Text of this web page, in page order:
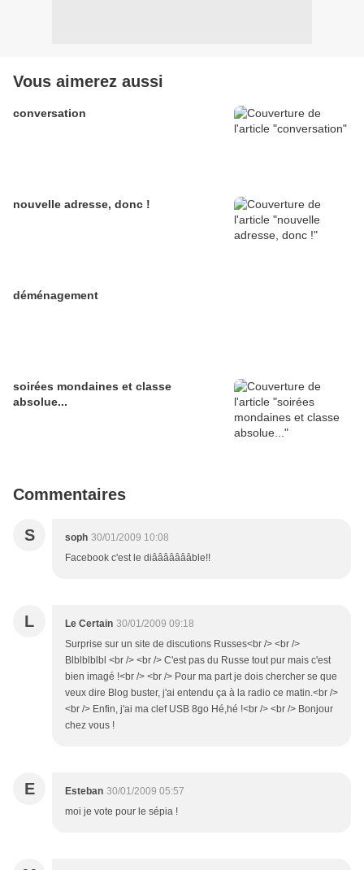
Vous aimerez aussi
conversation
nouvelle adresse, donc !
déménagement
soirées mondaines et classe
absolue...
Commentaires
S soph 30/01/2009 10:08
Facebook c'est le diâââââââble!!
L Le Certain 30/01/2009 09:18
Surprise sur un site de discutions Russes<br /> <br />
Blblblblbl <br /> <br /> C'est pas du Russe tout pur mais c'est
bien imagé !<br /> <br /> Pour ma part je dois chercher se que
veux dire Blog buster, j'ai entendu ça à la radio ce matin.<br />
<br /> Enfin, j'ai ma clef USB 8go Hé,hé !<br /> <br /> Bonjour
chez vous !
E Esteban 30/01/2009 05:57
moi je vote pour le sépia !